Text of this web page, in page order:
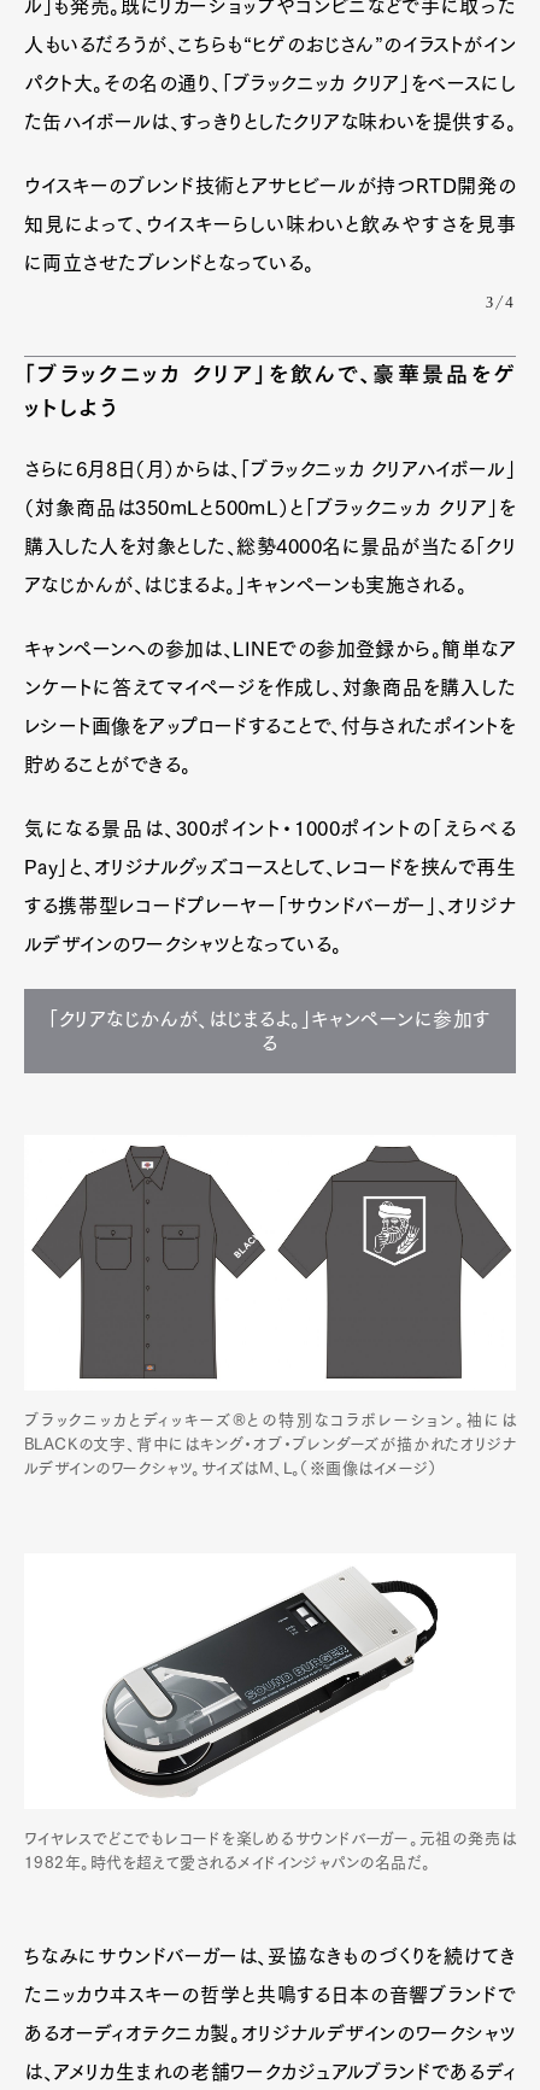
Art&Design
Fashion
Official Columnist
About
Contact
Pen international Pen tw
ル」も発売。既にリカーショップやコンビニなどで手に取った
人もいるだろうが、こちらも“ヒゲのおじさん”のイラストがイン
パクト大。その名の通り、「ブラックニッカ クリア」をベースにし
た缶ハイボールは、すっきりとしたクリアな味わいを提供する。
ウイスキーのブレンド技術とアサヒビールが持つRTD開発の
知見によって、ウイスキーらしい味わいと飲みやすさを見事
に両立させたブレンドとなっている。
3/4
「ブラックニッカ クリア」を飲んで、豪華景品をゲ
ットしよう
さらに6月8日（月）からは、「ブラックニッカ クリアハイボール」
（対象商品は350mLと500mL）と「ブラックニッカ クリア」を
購入した人を対象とした、総勢4000名に景品が当たる「クリ
アなじかんが、はじまるよ。」キャンペーンも実施される。
キャンペーンへの参加は、LINEでの参加登録から。簡単なア
ンケートに答えてマイページを作成し、対象商品を購入した
レシート画像をアップロードすることで、付与されたポイントを
貯めることができる。
気になる景品は、300ポイント・1000ポイントの「えらべる
Pay」と、オリジナルグッズコースとして、レコードを挟んで再生
する携帯型レコードプレーヤー「サウンドバーガー」、オリジナ
ルデザインのワークシャツとなっている。
「クリアなじかんが、はじまるよ。」キャンペーンに参加す
る
ブラックニッカとディッキーズ®との特別なコラボレーション。袖には
BLACKの文字、背中にはキング・オブ・ブレンダーズが描かれたオリジナ
ルデザインのワークシャツ。サイズはM、L。（※画像はイメージ）
ワイヤレスでどこでもレコードを楽しめるサウンドバーガー。元祖の発売は
1982年。時代を超えて愛されるメイドインジャパンの名品だ。
ちなみにサウンドバーガーは、妥協なきものづくりを続けてき
たニッカウヰスキーの哲学と共鳴する日本の音響ブランドで
あるオーディオテクニカ製。オリジナルデザインのワークシャツ
は、アメリカ生まれの老舗ワークカジュアルブランドであるディ